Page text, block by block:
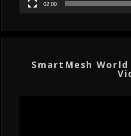
02:00
SmartMesh